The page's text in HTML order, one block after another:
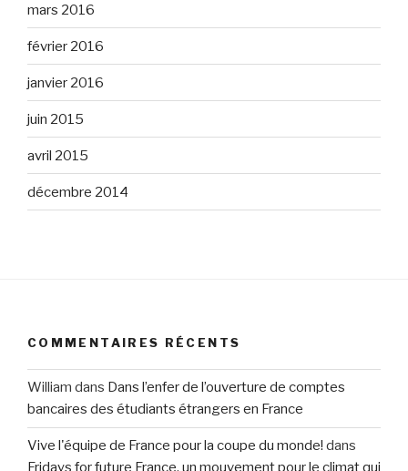
mars 2016
février 2016
janvier 2016
juin 2015
avril 2015
décembre 2014
COMMENTAIRES RÉCENTS
William dans Dans l’enfer de l’ouverture de comptes
bancaires des étudiants étrangers en France
Vive l'équipe de France pour la coupe du monde! dans
Fridays for future France, un mouvement pour le climat qui